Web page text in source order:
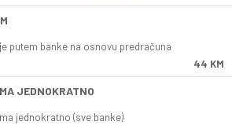
putem banke na osnovu predračuna
44 KM
JEDNOKRATNO
jednokratno (sve banke)